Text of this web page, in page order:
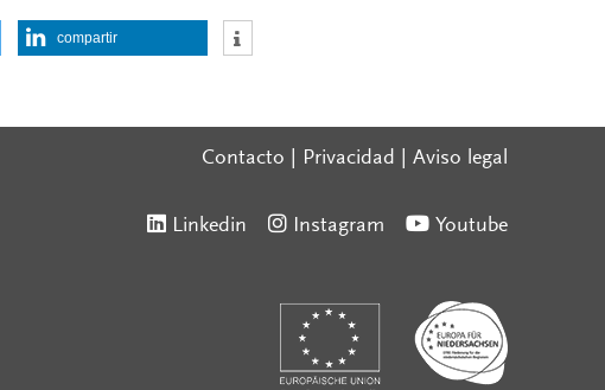
compartir
Contacto Privacidad Aviso legal
Linkedin Instagram Youtube